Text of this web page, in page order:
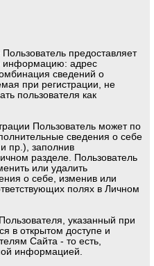
предоставляет
информацию: адрес
сведений о
при регистрации, не
пользователя как
Пользователь может по
сведения о себе
пр.), заполнив
разделе. Пользователь
или удалить
о себе, изменив или
полях в Личном
указанный при
в открытом доступе и
Сайта - то есть,
информацией.